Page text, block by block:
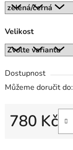
Velikost
Dostupnost
Můžeme doručit do:
780 Kč